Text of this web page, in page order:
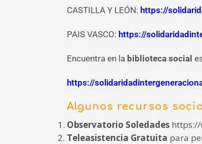
CASTILLA Y LEÓN: https://
PAIS VASCO: https://
Encuentra en la biblioteca social
https://
Algunos recursos
Observatorio Soledades https://
Teleasistencia Gratuita para